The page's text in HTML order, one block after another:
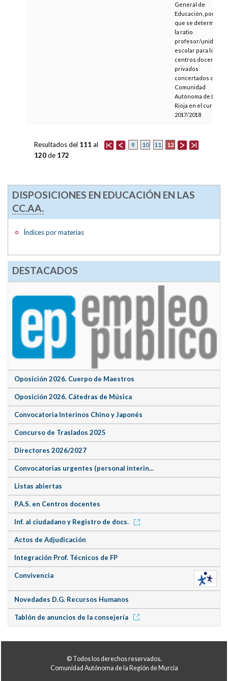
General de
Educación, por la
que se determina
la ratio
profesor/unidad
escolar para los
centros docentes
privados
concertados de la
Comunidad
Autónoma de La
Rioja en el curso
2017/2018
9 10 11 12
Resultados del 111 al
120de 172
DISPOSICIONES EN EDUCACIÓN EN LAS
CC.AA.
Índices por materias
DESTACADOS
Oposición 2026. Cuerpo de Maestros
Oposición 2026. Cátedras de Música
Convocatoria Interinos Chino y Japonés
Concurso de Traslados 2025
Directores 2026/2027
Convocatorias urgentes (personal interin...
Listas abiertas
P.A.S. en Centros docentes
Inf. al ciudadano y Registro de docs.
Actos de Adjudicación
Integración Prof. Técnicos de FP
Convivencia
Novedades D.G. Recursos Humanos
Tablón de anuncios de la consejería
© Todos los derechos reservados.
Comunidad Autónoma de la Región de Murcia